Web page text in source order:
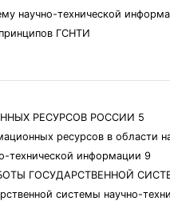
научно-технической
ГСНТИ
РЕСУРСОВ РОССИИ 5
ресурсов в области
технической информации 9
ГОСУДАРСТВЕННОЙ
системы научно-